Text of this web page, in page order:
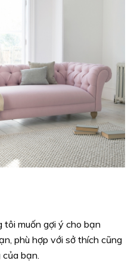
tôi muốn gợi ý cho bạn
phù hợp với sở thích cũng
bạn.